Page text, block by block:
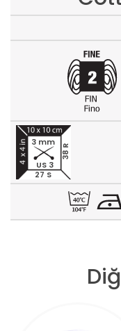
27 S
38 R
3 mm
US 3